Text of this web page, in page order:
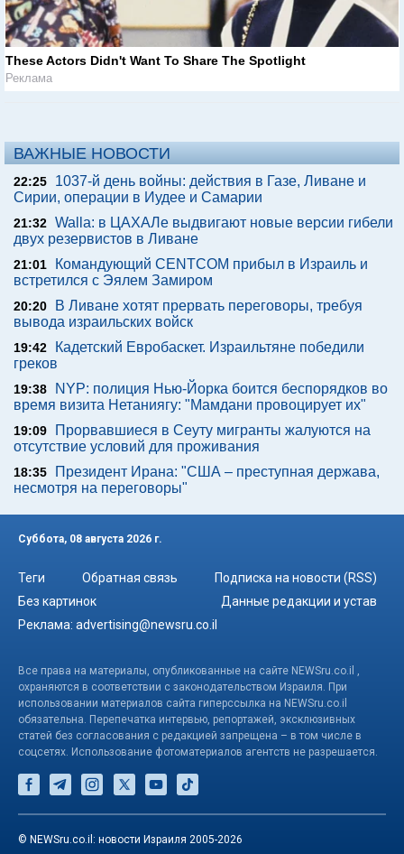
These Actors Didn't Want To Share The Spotlight
Реклама
ВАЖНЫЕ НОВОСТИ
22:25
1037-й день войны: действия в Газе, Ливане и
Сирии, операции в Иудее и Самарии
21:32 Walla: в ЦАХАЛе выдвигают новые версии гибели
двух резервистов в Ливане
21:01
Командующий CENTCOM прибыл в Израиль и
встретился с Эялем Замиром
20:20
В Ливане хотят прервать переговоры, требуя
вывода израильских войск
19:42
Кадетский Евробаскет. Израильтяне победили
греков
19:38
NYP: полиция Нью-Йорка боится беспорядков во
время визита Нетаниягу: "Мамдани провоцирует их"
19:09
Прорвавшиеся в Сеуту мигранты жалуются на
отсутствие условий для проживания
18:35
Президент Ирана: "США – преступная держава,
несмотря на переговоры"
Суббота, 08 августа 2026 г.
Теги Обратная связь
Подписка на новости (RSS)
Без картинок
Данные редакции и устав
Реклама: advertising@newsru.co.il
Все права на материалы, опубликованные на сайте NEWSru.co.il ,
охраняются в соответствии с законодательством Израиля. При
использовании материалов сайта гиперссылка на NEWSru.co.il
обязательна. Перепечатка интервью, репортажей, эксклюзивных
статей без согласования с редакцией запрещена – в том числе в
соцсетях. Использование фотоматериалов агентств не разрешается.
© NEWSru.co.il: новости Израиля 2005-2026